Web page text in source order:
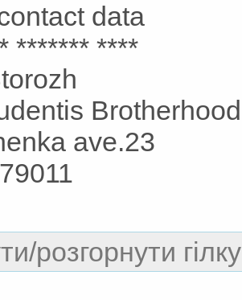
data
******* ****
ave.23
розгорнути